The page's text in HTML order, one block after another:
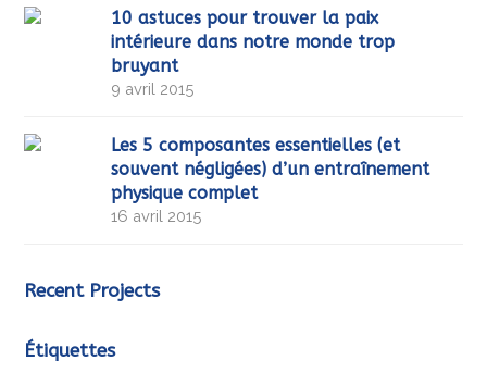
10 astuces pour trouver la paix
intérieure dans notre monde trop
bruyant
9 avril 2015
Les 5 composantes essentielles (et
souvent négligées) d’un entraînement
physique complet
16 avril 2015
Recent Projects
Étiquettes